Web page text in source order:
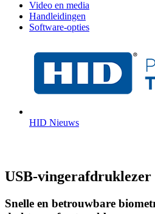
Video en media
Handleidingen
Software-opties
HID Nieuws
USB-vingerafdruklezer
Snelle en betrouwbare